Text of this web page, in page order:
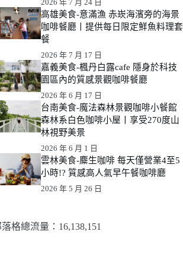
2026 年 7 月 24 日
高雄美食-意滿漁 赤崁海濱旁的海景
咖啡餐廳丨提供每日限定鮮魚料理套
餐
2026 年 7 月 17 日
嘉義美食-楓丹白露cafe 隱身於科技
園區內的質感景觀咖啡餐廳
2026 年 6 月 17 日
台南美食-魔法森林景觀咖啡小餐館
森林系白色咖啡小屋丨享受270度山
林視野美景
2026 年 6 月 1 日
雲林美食-麋生咖啡 每天僅營業4至5
小時!? 質感高人氣早午餐咖啡廳
2026 年 5 月 26 日
格總流量：​16,138,151